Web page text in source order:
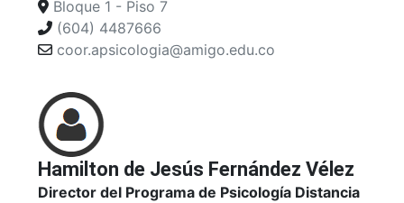
Bloque 1 - Piso 7
(604) 4487666
coor.apsicologia@amigo.edu.co
Hamilton de Jesús Fernández Vélez
Director del Programa de Psicología Distancia